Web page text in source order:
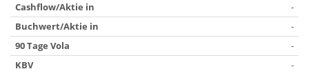
Cashflow/Aktie in
-
Buchwert/Aktie in
-
90 Tage Vola
-
KBV
-